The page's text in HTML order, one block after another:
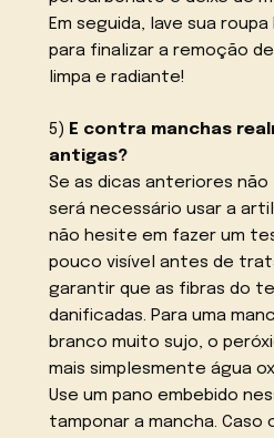
Em seguida, lave sua
para finalizar a remoção
limpa e radiante!
5) E contra manchas
antigas?
Se as dicas anteriores
será necessário usar a
não hesite em fazer um
pouco visível antes de
garantir que as fibras do
danificadas. Para uma
branco muito sujo, o
mais simplesmente água
Use um pano embebido
tamponar a mancha.